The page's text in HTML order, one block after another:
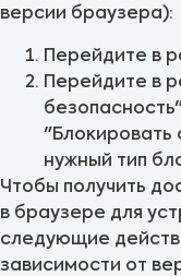
версии браузера):
Перейдите в
Перейдите в
"Блокировать
нужный тип
Чтобы получить
в браузере для
следующие
зависимости от